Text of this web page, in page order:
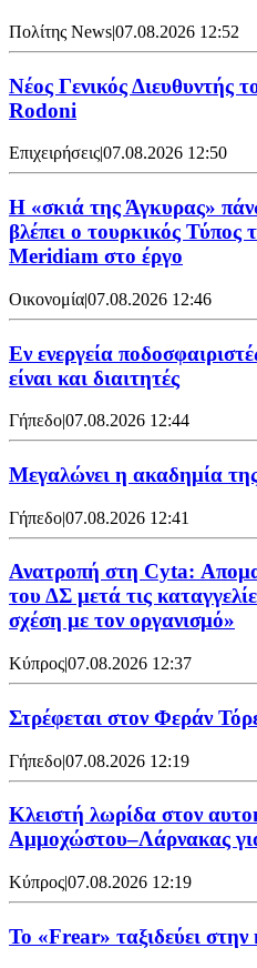
Πολίτης News|07.08.2026 12:52
Νέος Γενικός Διευθυντής
Rodoni
Επιχειρήσεις|07.08.2026 12:50
H «σκιά της Άγκυρας»
βλέπει ο τουρκικός Τύπος
Meridiam στο έργο
Οικονομία|07.08.2026 12:46
Εν ενεργεία
είναι και διαιτητές
Γήπεδο|07.08.2026 12:44
Μεγαλώνει η ακαδημία
Γήπεδο|07.08.2026 12:41
Ανατροπή στη Cyta:
του ΔΣ μετά τις
σχέση με τον οργανισμό»
Κύπρος|07.08.2026 12:37
Στρέφεται στον Φεράν
Γήπεδο|07.08.2026 12:19
Κλειστή λωρίδα στον
Αμμοχώστου–Λάρνακας
Κύπρος|07.08.2026 12:19
To «Frear» ταξιδεύει